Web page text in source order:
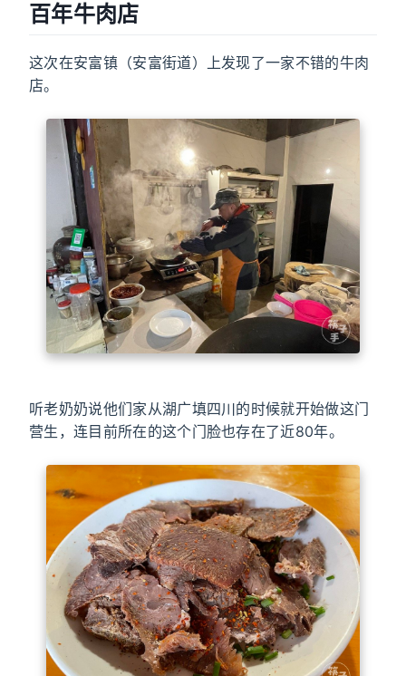
百年牛肉店
这次在安富镇（安富街道）上发现了一家不错的牛肉
店。
听老奶奶说他们家从湖广填四川的时候就开始做这门
营生，连目前所在的这个门脸也存在了近80年。